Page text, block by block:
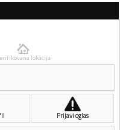
lokacija
Prijavi oglas